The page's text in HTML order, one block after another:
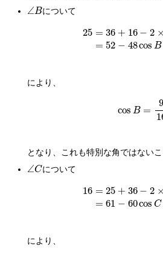
∠B
∠ Bについて
25 = 36 + 16 − 2 ×
= 52 − 48cos B
25 36+16 − 2× 24
により、
cos B =
9
16
となり、これも特別な角ではないこ
∠C
∠Cについて
16 = 25 + 36 − 2 ×
= 61 − 60cos C
16= 25+ 36 −2× 30
により、